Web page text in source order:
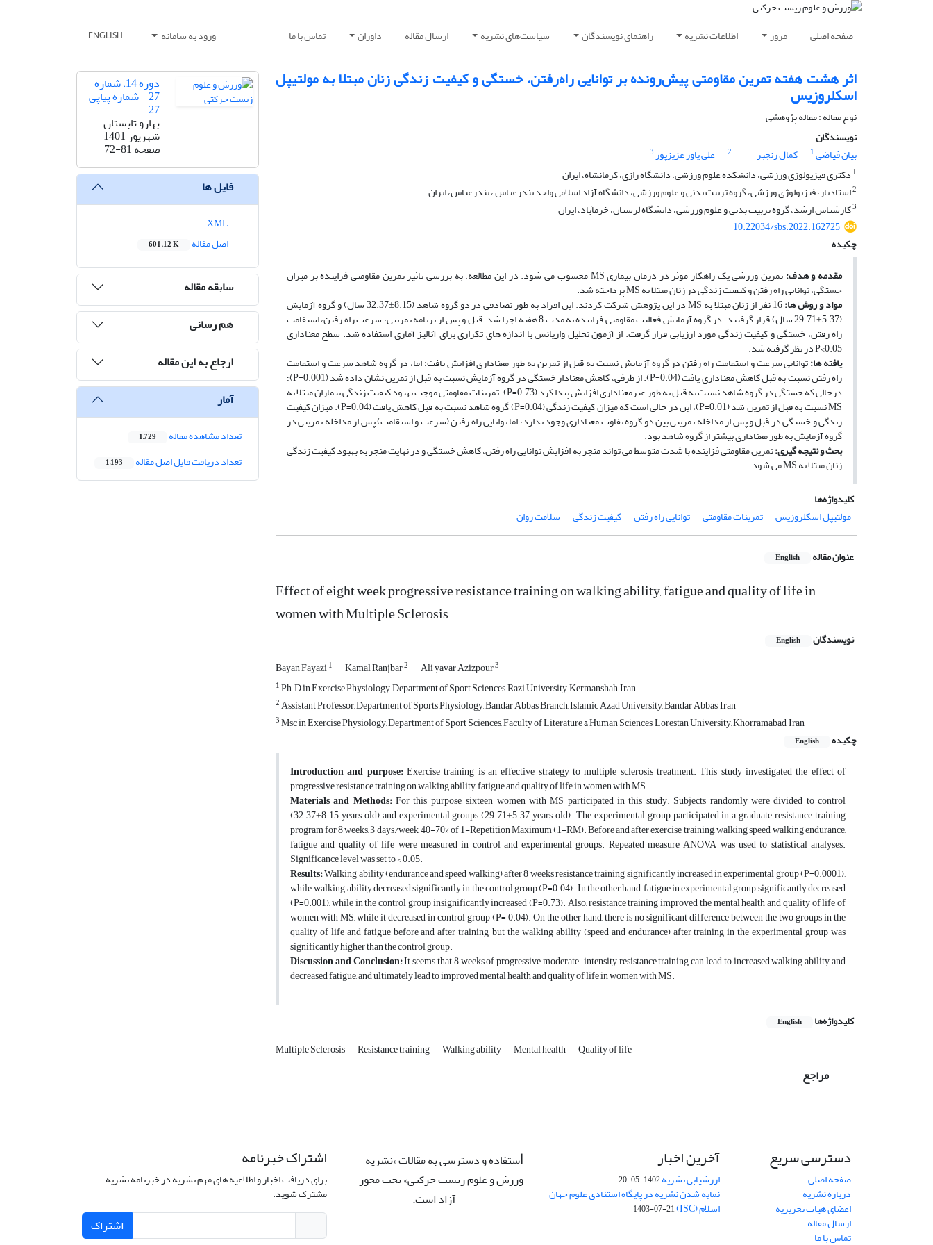
صفحه اصلی مرور اطلاعات نشریه راهنمای نویسندگان سیاست‌های نشریه ارسال مقاله داوران تماس با ما ورود به سامانه ENGLISH
اثر هشت هفته تمرین مقاومتی پیش‌رونده بر توانایی راه‌رفتن، خستگی و کیفیت زندگی زنان مبتلا به مولتیپل
اسکلروزیس
نوع مقاله : مقاله پژوهشی
نویسندگان
بیان فیاضی1 کمال رنجبر 2 علی یاور عزیزپور3
1 دکتری فیزیولوژی ورزشی، دانشکده علوم ورزشی، دانشگاه رازی، کرمانشاه، ایران
2استادیار، فیزیولوژی ورزشی، گروه تربیت بدنی و علوم ورزشی، دانشگاه آزاد اسلامی واحد بندرعباس ، بندرعباس، ایران
3کارشناس ارشد، گروه تربیت بدنی و علوم ورزشی، دانشگاه لرستان، خرمآباد، ایران
10.22034/sbs.2022.162725
چکیده
مقدمه و هدف:
تمرین ورزشی یک راهکار موثر در درمان بیماری MS محسوب می ­شود. در این مطالعه، به بررسی تاثیر تمرین مقاومتی فزاینده بر میزان
خستگی، توانایی راه ­رفتن و کیفیت ­زندگی در زنان مبتلا به MS پرداخته شد.
مواد و روش­ ها: 16 نفر از زنان مبتلا به MS در این پژوهش شرکت کردند. این افراد به طور تصادفی در دو گروه شاهد (8.15±32.37 سال) و گروه آزمایش
(5.37±29.71 سال) قرار گرفتند. در گروه آزمایش فعالیت مقاومتی فزاینده به مدت 8 هفته اجرا شد. قبل و پس از برنامه تمرینی، سرعت راه رفتن، استقامت
راه رفتن، خستگی و کیفیت زندگی مورد ارزیابی قرار گرفت. از آزمون تحلیل واریانس با اندازه ­های تکراری برای آنالیز آماری استفاده شد. سطح معناداری
0.05>P در نظر گرفته شد.
یافته ­ها:توانایی سرعت و استقامت راه ­رفتن در گروه آزمایش نسبت به قبل از تمرین به طور معنا­داری افزایش یافت؛ اما، در گروه شاهد سرعت و استقامت
راه­ رفتن نسبت به قبل کاهش معناداری یافت (0.04=P). از طرفی، کاهش معنادار خستگی در گروه آزمایش نسبت به قبل از تمرین نشان داده شد (0.001=P)؛
درحالی­ که خستگی در گروه شاهد نسبت به قبل به طور غیرمعناداری افزایش پیدا کرد (0.73=P). تمرینات مقاومتی موجب بهبود کیفیت زندگی بیماران مبتلا به
MS نسبت به قبل از تمرین شد (0.01=P)، این در حالی است که میزان کیفیت ­زندگی (0.04=P) گروه شاهد نسبت به قبل کاهش یافت (0.04=P). میزان کیفیت
زندگی و خستگی در قبل و پس از مداخله تمرینی بین دو گروه تفاوت معناداری وجود ندارد، اما توانایی راه­ رفتن (سرعت و استقامت) پس از مداخله تمرینی در
گروه آزمایش به طور معناداری بیشتر از گروه شاهد بود.
بحث و نتیجه­ گیری:تمرین مقاومتی فزاینده با شدت متوسط می ­تواند منجر به افزایش توانایی راه رفتن، کاهش خستگی و در نهایت منجر به بهبود کیفیت زندگی
زنان مبتلا به MS می­ شود.
کلیدواژه‌ها
مولتیپل اسکلروزیس
تمرینات مقاومتی توانایی راه رفتن کیفیت زندگی سلامت روان
عنوان مقاله English
Effect of eight week progressive resistance training on walking ability, fatigue and quality of life in
women with Multiple Sclerosis
نویسندگان English
Bayan Fayazi1 Kamal Ranjbar2 Ali yavar Azizpour3
1Ph.D in Exercise Physiology, Department of Sport Sciences, Razi University, Kermanshah, Iran
2Assistant Professor, Department of Sports Physiology, Bandar Abbas Branch, Islamic Azad University, Bandar Abbas, Iran
3Msc in Exercise Physiology, Department of Sport Sciences, Faculty of Literature & Human Sciences, Lorestan University, Khorramabad, Iran
چکیده
English
Introduction and purpose:Exercise training is an effective strategy to multiple sclerosis treatment. This study investigated the effect of
progressive resistance training on walking ability, fatigue and quality of life in women with MS.
Materials and Methods:For this purpose, sixteen women with MS participated in this study. Subjects randomly were divided to control
(32.37±8.15 years old) and experimental groups (29.71±5.37 years old). The experimental group participated in a graduate resistance training
program for 8 weeks, 3 days/week, 40-70% of 1-Repetition Maximum (1-RM). Before and after exercise training, walking speed, walking endurance,
fatigue and quality of life were measured in control and experimental groups. Repeated measure ANOVA was used to statistical analyses.
Significance level was set to < 0.05.
Results:Walking ability (endurance and speed walking) after 8 weeks resistance training significantly increased in experimental group (P=0.0001);
while, walking ability decreased significantly in the control group (P=0.04). In the other hand, fatigue in experimental group significantly decreased
(P=0.001), while in the control group insignificantly increased (P=0.73). Also, resistance training improved the mental health and quality of life of
women with MS, while it decreased in control group (P= 0.04). On the other hand, there is no significant difference between the two groups in the
quality of life and fatigue before and after training, but the walking ability (speed and endurance) after training in the experimental group was
significantly higher than the control group.
Discussion and Conclusion:It seems that 8 weeks of progressive moderate-intensity resistance training can lead to increased walking ability and
decreased fatigue, and ultimately lead to improved mental health and quality of life in women with MS.
کلیدواژه‌ها English
Multiple Sclerosis Resistance training Walking ability Mental health Quality of life
مراجع
دوره 14، شماره
27 - شماره پیاپی
27
بهارو تابستان
شهریور 1401
صفحه72-81
فایل ها
اصل مقاله
601.12 K
سابقه مقاله
هم رسانی
ارجاع به این مقاله
آمار
تعداد مشاهده مقاله 1,729
تعداد دریافت فایل اصل مقاله 1,193
دسترسی سریع
صفحه اصلی
درباره نشریه
اعضای هیات تحریریه
ارسال مقاله
تماس با ما
آخرین اخبار
ارزشیابی نشریه1402-05-20
نمایه شدن نشریه در پایگاه استنادی علوم جهان
اسلام (ISC) 1403-07-21
ستفاده و دسترسی به مقالات «نشریه
ورزش و علوم زیست حرکتی» تحت مجوز
آزاد است.
اشتراک خبرنامه
برای دریافت اخبار و اطلاعیه های مهم نشریه در خبرنامه نشریه
مشترک شوید.
اشتراک